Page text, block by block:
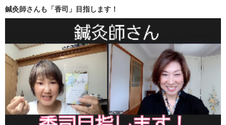
鍼灸師さんも「香司」目指します！